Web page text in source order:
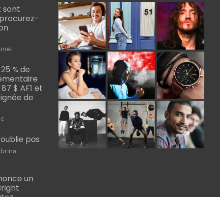
sont
% de
$ AF1 et
de
pas
un